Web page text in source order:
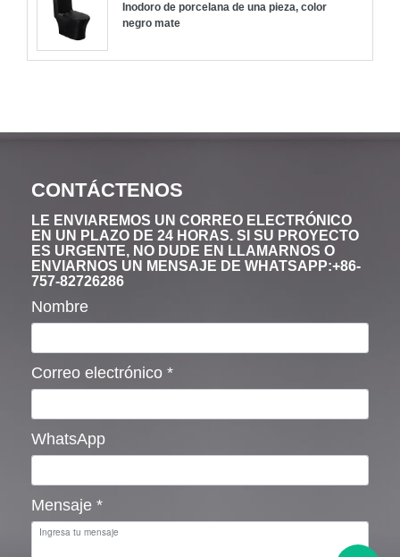
Inodoro de porcelana de una pieza, color
negro mate
CONTÁCTENOS
LE ENVIAREMOS UN CORREO ELECTRÓNICO
EN UN PLAZO DE 24 HORAS. SI SU PROYECTO
ES URGENTE, NO DUDE EN LLAMARNOS O
ENVIARNOS UN MENSAJE DE WHATSAPP:+86-
757-82726286
Nombre
Correo electrónico *
WhatsApp
Mensaje *